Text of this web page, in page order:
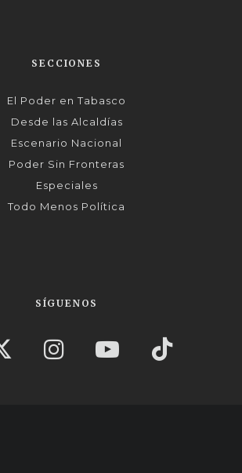
SECCIONES
El Poder en Tabasco
Desde las Alcaldías
Escenario Nacional
Poder Sin Fronteras
Especiales
Todo Menos Política
SÍGUENOS